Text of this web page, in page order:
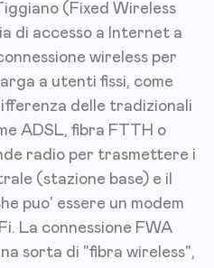
(Fixed Wireless
di accesso a Internet a
wireless per
a utenti fissi, come
delle tradizionali
ADSL, fibra FTTH o
radio per trasmettere i
(stazione base) e il
puo' essere un modem
La connessione FWA
sorta di "fibra wireless",